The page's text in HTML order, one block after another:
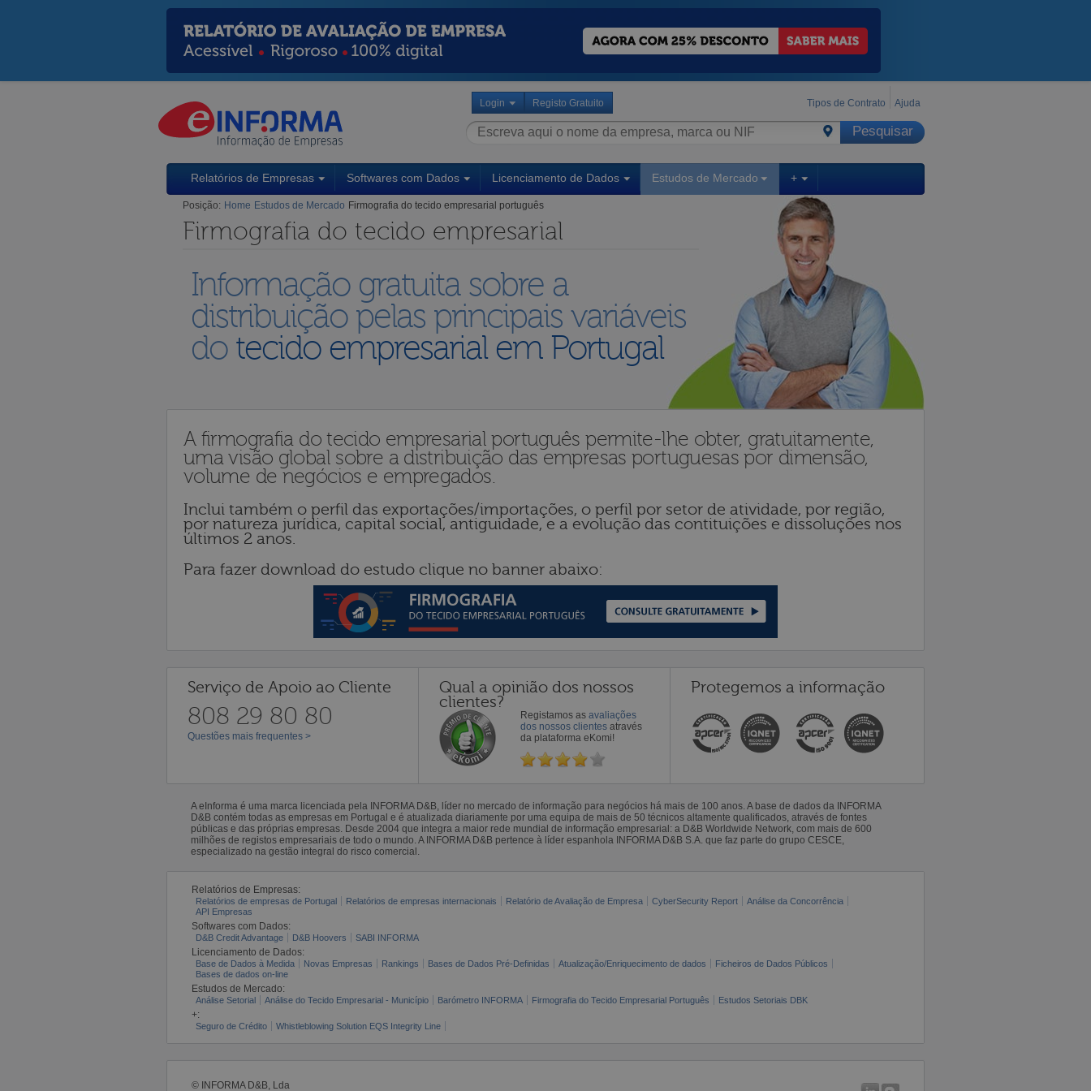
Login Registo Gratuito Tipos de Contrato Ajuda
Relatórios de Empresas Softwares com Dados Licenciamento de Dados Estudos de Mercado +
Posição: Home Estudos de Mercado Firmografia do tecido empresarial português
Firmografia do tecido empresarial
Informação gratuita sobre a
distribuição pelas principais variáveis
do tecido empresarial em Portugal
A firmografia do tecido empresarial português permite-lhe obter, gratuitamente,
uma visão global sobre a distribuição das empresas portuguesas por dimensão,
volume de negócios e empregados.
Inclui também o perfil das exportações/importações, o perfil por setor de atividade, por região,
por natureza jurídica, capital social, antiguidade, e a evolução das contituições e dissoluções nos
últimos 2 anos.
Para fazer download do estudo clique no banner abaixo:
Serviço de Apoio ao Cliente
808 29 80 80
Questões mais frequentes >
Qual a opinião dos nossos
clientes?
Registamos as avaliações
dos nossos clientes através
da plataforma eKomi!
Protegemos a informação
A eInforma é uma marca licenciada pela INFORMA D&B, líder no mercado de informação para negócios há mais de 100 anos. A base de dados da INFORMA
D&B contém todas as empresas em Portugal e é atualizada diariamente por uma equipa de mais de 50 técnicos altamente qualificados, através de fontes
públicas e das próprias empresas. Desde 2004 que integra a maior rede mundial de informação empresarial: a D&B Worldwide Network, com mais de 600
milhões de registos empresariais de todo o mundo. A INFORMA D&B pertence à líder espanhola INFORMA D&B S.A. que faz parte do grupo CESCE,
especializado na gestão integral do risco comercial.
Relatórios de Empresas:
Relatórios de empresas de Portugal Relatórios de empresas internacionais Relatório de Avaliação de Empresa CyberSecurity Report
Análise da Concorrência
API Empresas
Softwares com Dados:
D&B Credit Advantage D&B Hoovers SABI INFORMA
Licenciamento de Dados:
Base de Dados à Medida Novas Empresas Rankings Bases de Dados Pré-Definidas Atualização/Enriquecimento de dados
Ficheiros de Dados Públicos
Bases de dados on-line
Estudos de Mercado:
Análise Setorial Análise do Tecido Empresarial - Município Barómetro INFORMA Firmografia do Tecido Empresarial Português Estudos Setoriais DBK
+:
Seguro de Crédito Whistleblowing Solution EQS Integrity Line
© INFORMA D&B, Lda